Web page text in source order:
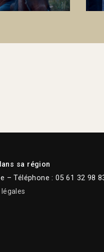
sa région
– Téléphone : 05 61 32 98